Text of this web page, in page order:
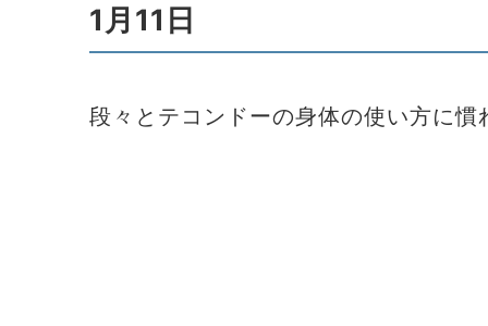
1月11日
段々とテコンドーの身体の使い方に慣